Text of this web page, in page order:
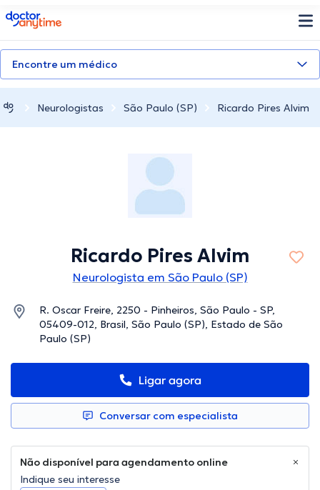
doctoranytime
Encontre um médico
Neurologistas São Paulo (SP) Ricardo Pires Alvim
Ricardo Pires Alvim
Neurologista em São Paulo (SP)
R. Oscar Freire, 2250 - Pinheiros, São Paulo - SP,
05409-012, Brasil, São Paulo (SP), Estado de São
Paulo (SP)
Ligar agora
Conversar com especialista
Não disponível para agendamento online
Indique seu interesse